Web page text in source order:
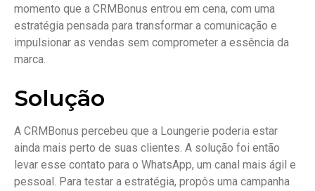
momento que a CRMBonus entrou em cena, com uma
estratégia pensada para transformar a comunicação e
impulsionar as vendas sem comprometer a essência da
marca.
Solução
A CRMBonus percebeu que a Loungerie poderia estar
ainda mais perto de suas clientes. A solução foi então
levar esse contato para o WhatsApp, um canal mais ágil e
pessoal. Para testar a estratégia, propôs uma campanha